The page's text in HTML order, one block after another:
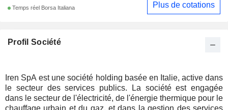
Profil Société
Iren SpA est une société holding basée en Italie, active dans
le secteur des services publics. La société est engagée
dans le secteur de l'électricité, de l'énergie thermique pour le
chauffage urbain et du gaz, et dans la gestion des services
Temps réel Borsa Italiana Plus de cotations